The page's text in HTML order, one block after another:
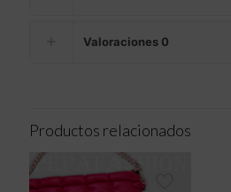
Valoraciones 0
Productos relacionados